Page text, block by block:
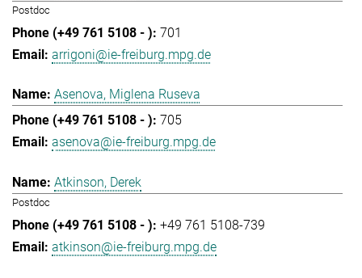
Postdoc
701
arrigoni@ie-freiburg.mpg.de
Asenova, Miglena Ruseva
705
asenova@ie-freiburg.mpg.de
Atkinson, Derek
Postdoc
+49 761 5108-739
atkinson@ie-freiburg.mpg.de